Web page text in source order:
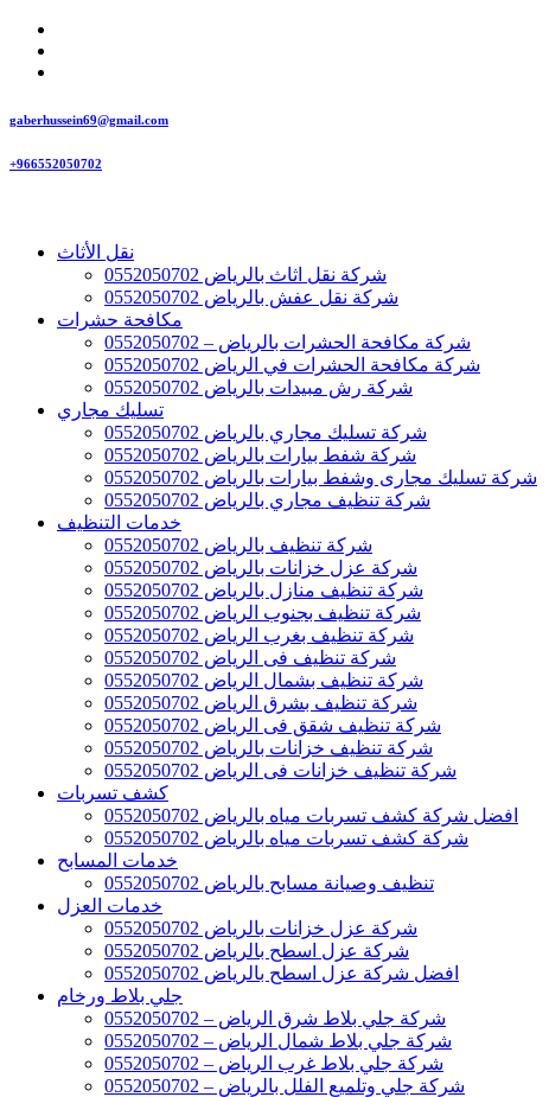
gaberhussein69@gmail.com
+966552050702
نقل الأثاث
شركة نقل اثاث بالرياض 0552050702
شركة نقل عفش بالرياض 0552050702
مكافحة حشرات
شركة مكافحة الحشرات بالرياض – 0552050702
شركة مكافحة الحشرات في الرياض 0552050702
شركة رش مبيدات بالرياض 0552050702
تسليك مجاري
شركة تسليك مجاري بالرياض 0552050702
شركة شفط بيارات بالرياض 0552050702
شركة تسليك مجارى وشفط بيارات بالرياض 0552050702
شركة تنظيف مجاري بالرياض 0552050702
خدمات التنظيف
شركة تنظيف بالرياض 0552050702
شركة عزل خزانات بالرياض 0552050702
شركة تنظيف منازل بالرياض 0552050702
شركة تنظيف بجنوب الرياض 0552050702
شركة تنظيف بغرب الرياض 0552050702
شركة تنظيف فى الرياض 0552050702
شركة تنظيف بشمال الرياض 0552050702
شركة تنظيف بشرق الرياض 0552050702
شركة تنظيف شقق فى الرياض 0552050702
شركة تنظيف خزانات بالرياض 0552050702
شركة تنظيف خزانات فى الرياض 0552050702
كشف تسربات
افضل شركة كشف تسربات مياه بالرياض 0552050702
شركة كشف تسربات مياه بالرياض 0552050702
خدمات المسابح
تنظيف وصيانة مسابح بالرياض 0552050702
خدمات العزل
شركة عزل خزانات بالرياض 0552050702
شركة عزل اسطح بالرياض 0552050702
افضل شركة عزل اسطح بالرياض 0552050702
جلي بلاط ورخام
شركة جلي بلاط شرق الرياض – 0552050702
شركة جلي بلاط شمال الرياض – 0552050702
شركة جلي بلاط غرب الرياض – 0552050702
شركة جلي وتلميع الفلل بالرياض – 0552050702